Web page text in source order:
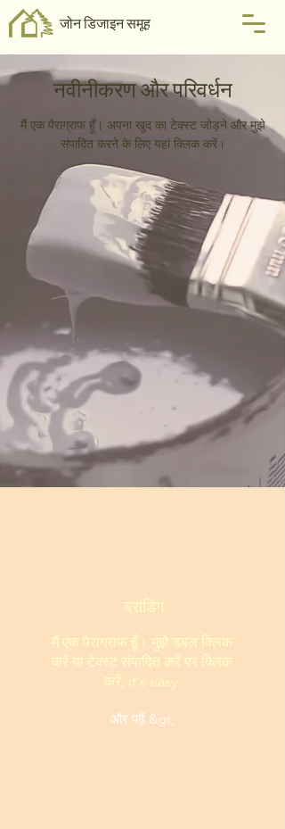
जोन डिजाइन समूह
नवीनीकरण और परिवर्धन
मैं एक पैराग्राफ हूँ। अपना खुद का टेक्स्ट जोड़ने और मुझे
संपादित करने के लिए यहां क्लिक करें।
ब्रांडिंग
मैं एक पैराग्राफ हूँ। मुझे डबल क्लिक
करें या टेक्स्ट संपादित करें पर क्लिक
करें, it's easy.
और पढ़ें &gt;